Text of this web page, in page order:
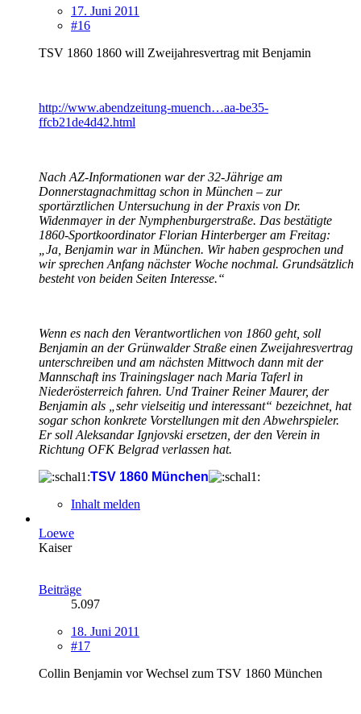
17. Juni 2011
#16
TSV 1860 1860 will Zweijahresvertrag mit Benjamin
http://www.abendzeitung-muench…aa-be35-
ffcb21de4d42.html
Nach AZ-Informationen war der 32-Jährige am
Donnerstagnachmittag schon in München – zur
sportärztlichen Untersuchung in der Praxis von Dr.
Widenmayer in der Nymphenburgerstraße. Das bestätigte
1860-Sportkoordinator Florian Hinterberger am Freitag:
„Ja, Benjamin war in München. Wir haben gesprochen und
wir sprechen Anfang nächster Woche nochmal. Grundsätzlich
besteht von beiden Seiten Interesse.“
Wenn es nach den Verantwortlichen von 1860 geht, soll
Benjamin an der Grünwalder Straße einen Zweijahresvertrag
unterschreiben und am nächsten Mittwoch dann mit der
Mannschaft ins Trainingslager nach Maria Taferl in
Niederösterreich fahren. Und Trainer Reiner Maurer, der
Benjamin als „sehr vielseitig und interessant“ bezeichnet, hat
sogar schon konkrete Vorstellungen mit den Abwehrspieler.
Er soll Aleksandar Ignjovski ersetzen, der den Verein in
Richtung OFK Belgrad verlassen hat.
TSV 1860 München
Inhalt melden
Loewe
Kaiser
Beiträge
5.097
18. Juni 2011
#17
Collin Benjamin vor Wechsel zum TSV 1860 München